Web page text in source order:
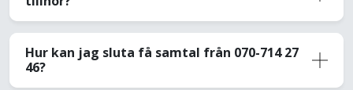
Hur kan jag sluta få samtal från 070-714 27
46?